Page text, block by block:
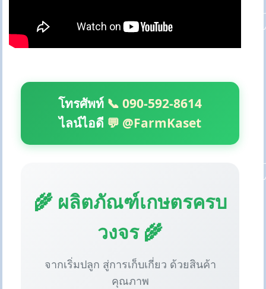
โทรศัพท์ 📞 090-592-8614
ไลน์ไอดี 💬 @FarmKaset
🌾 ผลิตภัณฑ์เกษตรครบ
วงจร 🌾
จากเริ่มปลูก สู่การเก็บเกี่ยว ด้วยสินค้า
คุณภาพ